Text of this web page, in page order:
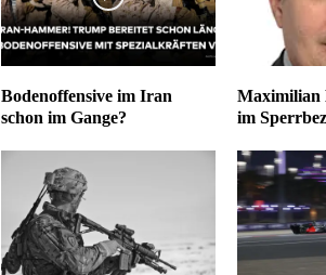
Bodenoffensive im Iran
schon im Gange?
Maximilian
im